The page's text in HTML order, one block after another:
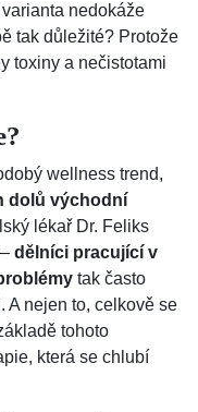
nedokáže
tak důležité? Protože
toxiny a nečistotami
wellness trend,
dolů východní
lékař Dr. Feliks
dělníci pracující v
tak často
A nejen to, celkově se
tohoto
která se chlubí